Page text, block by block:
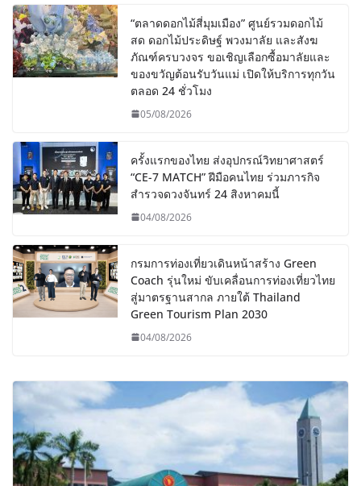
“ตลาดดอกไม้สี่มุมเมือง” ศูนย์รวมดอกไม้
สด ดอกไม้ประดิษฐ์ พวงมาลัย และสังฆ
ภัณฑ์ครบวงจร ขอเชิญเลือกซื้อมาลัยและ
ของขวัญต้อนรับวันแม่ เปิดให้บริการทุกวัน
ตลอด 24 ชั่วโมง
05/08/2026
ครั้งแรกของไทย ส่งอุปกรณ์วิทยาศาสตร์
“CE-7 MATCH” ฝีมือคนไทย ร่วมภารกิจ
สำรวจดวงจันทร์ 24 สิงหาคมนี้
04/08/2026
กรมการท่องเที่ยวเดินหน้าสร้าง Green
Coach รุ่นใหม่ ขับเคลื่อนการท่องเที่ยวไทย
สู่มาตรฐานสากล ภายใต้ Thailand
Green Tourism Plan 2030
04/08/2026